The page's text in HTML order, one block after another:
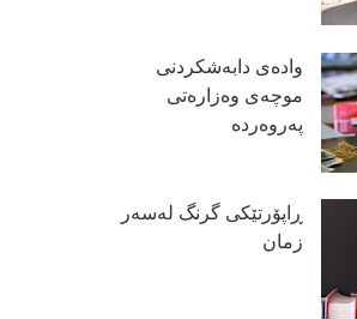
وادەی دابەشكردنی
موچەی وەزارەتی
پەروەردە
ڕاپۆرتێكی گرنگ لەسەر
زمان